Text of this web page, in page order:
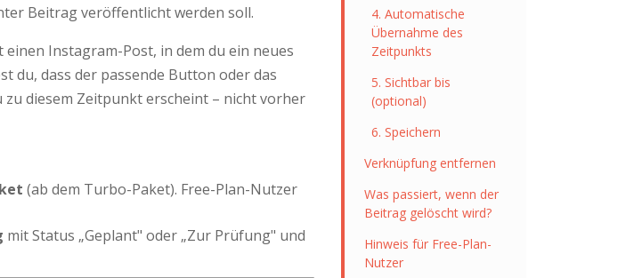
Beitrag veröffentlicht werden soll.
einen Instagram-Post, in dem du ein neues
du, dass der passende Button oder das
diesem Zeitpunkt erscheint – nicht vorher
(ab dem Turbo-Paket). Free-Plan-Nutzer
mit Status „Geplant" oder „Zur Prüfung" und
4. Automatische
Übernahme des
Zeitpunkts
5. Sichtbar bis
(optional)
6. Speichern
Verknüpfung entfernen
Was passiert, wenn der
Beitrag gelöscht wird?
Hinweis für Free-Plan-
Nutzer